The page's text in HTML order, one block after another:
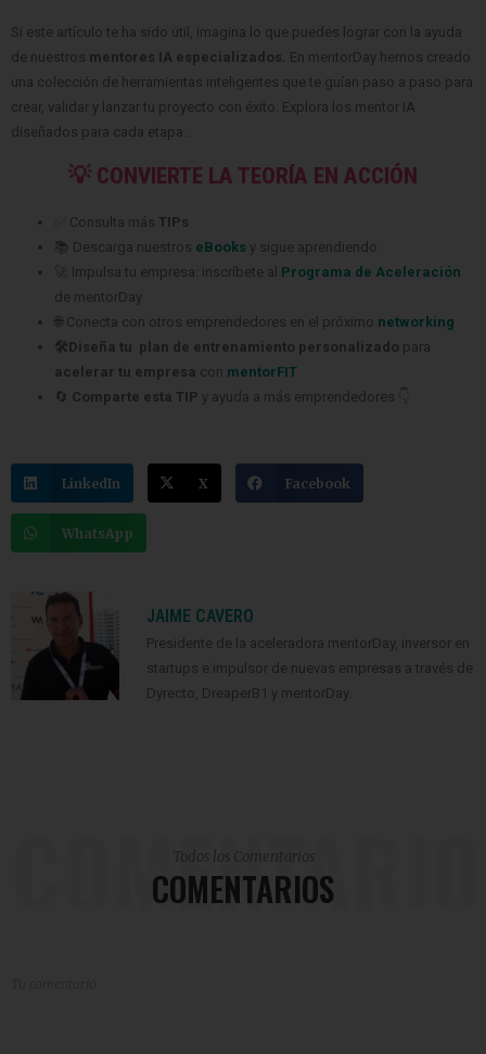
Si este artículo te ha sido útil, imagina lo que puedes lograr con la ayuda
de nuestros mentores IA especializados. En mentorDay hemos creado
una colección de herramientas inteligentes que te guían paso a paso para
crear, validar y lanzar tu proyecto con éxito. Explora los mentor IA
diseñados para cada etapa..
💡 CONVIERTE LA TEORÍA EN ACCIÓN
✅ Consulta más TIPs
📚 Descarga nuestros eBooks y sigue aprendiendo
🚀 Impulsa tu empresa: inscríbete al Programa de Aceleración
de mentorDay
🌐 Conecta con otros emprendedores en el próximo networking
🛠️Diseña tu plan de entrenamiento personalizado para
acelerar tu empresa con mentorFIT
🔄 Comparte esta TIP y ayuda a más emprendedores 👇
LinkedIn X Facebook
WhatsApp
JAIME CAVERO
Presidente de la aceleradora mentorDay, inversor en
startups e impulsor de nuevas empresas a través de
Dyrecto, DreaperB1 y mentorDay.
COMENTARIOS